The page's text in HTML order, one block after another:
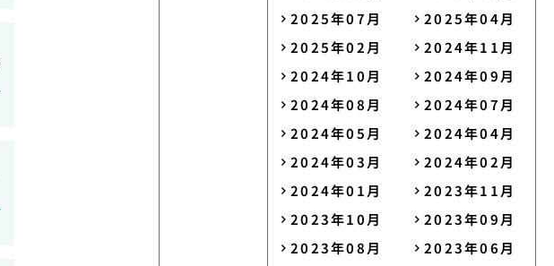
2025年07月
2025年04月
2025年02月
2024年11月
2024年10月
2024年09月
2024年08月
2024年07月
2024年05月
2024年04月
2024年03月
2024年02月
2024年01月
2023年11月
2023年10月
2023年09月
2023年08月
2023年06月